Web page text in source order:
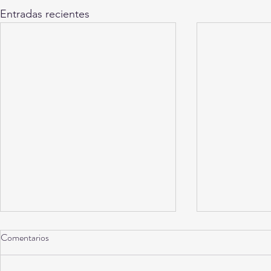
Entradas recientes
Comentarios